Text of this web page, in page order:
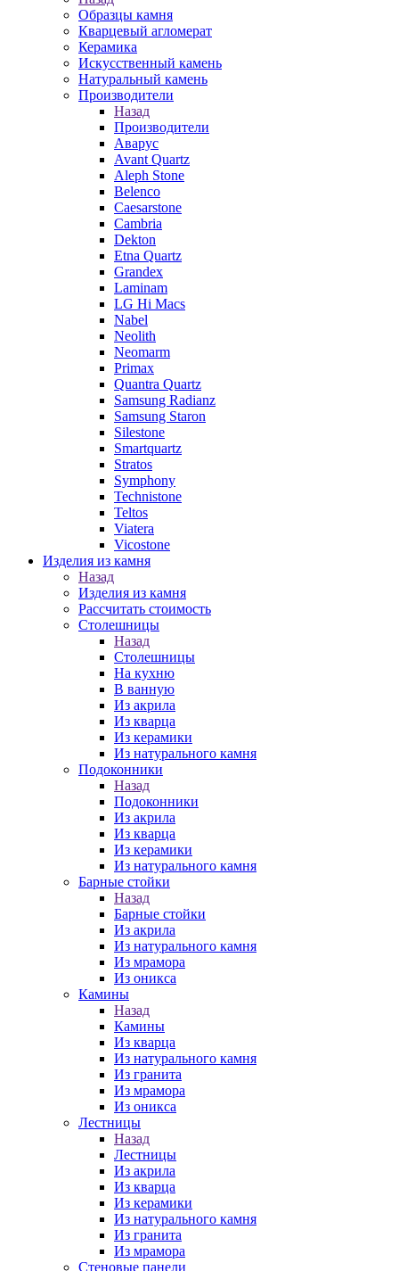
Образцы камня
Кварцевый агломерат
Керамика
Искусственный камень
Натуральный камень
Производители
Назад
Производители
Аварус
Avant Quartz
Aleph Stone
Belenco
Caesarstone
Cambria
Dekton
Etna Quartz
Grandex
Laminam
LG Hi Macs
Nabel
Neolith
Neomarm
Primax
Quantra Quartz
Samsung Radianz
Samsung Staron
Silestone
Smartquartz
Stratos
Symphony
Technistone
Teltos
Viatera
Vicostone
Изделия из камня
Назад
Изделия из камня
Рассчитать стоимость
Столешницы
Назад
Столешницы
На кухню
В ванную
Из акрила
Из кварца
Из керамики
Из натурального камня
Подоконники
Назад
Подоконники
Из акрила
Из кварца
Из керамики
Из натурального камня
Барные стойки
Назад
Барные стойки
Из акрила
Из натурального камня
Из мрамора
Из оникса
Камины
Назад
Камины
Из кварца
Из натурального камня
Из гранита
Из мрамора
Из оникса
Лестницы
Назад
Лестницы
Из акрила
Из кварца
Из керамики
Из натурального камня
Из гранита
Из мрамора
Стеновые панели